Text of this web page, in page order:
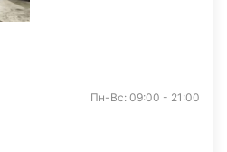
Пн-Вс: 09:00 - 21:00